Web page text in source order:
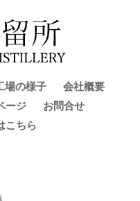
場の様子
会社概要
ージ
お問合せ
こちら